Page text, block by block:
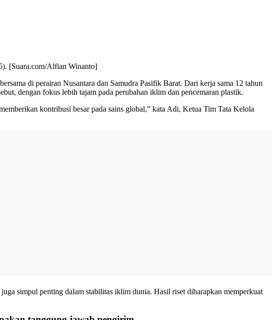
[Suara.com/Alfian Winanto]
di perairan Nusantara dan Samudra Pasifik Barat. Dari kerja sama 12 tahun
dengan fokus lebih tajam pada perubahan iklim dan pencemaran plastik.
kontribusi besar pada sains global,” kata Adi, Ketua Tim Tata Kelola
simpul penting dalam stabilitas iklim dunia. Hasil riset diharapkan memperkuat